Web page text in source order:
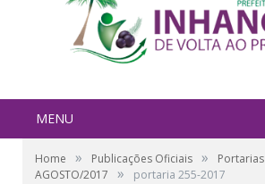
MENU
Home » Publicações Oficiais » Portarias
AGOSTO/2017
» portaria 255-2017